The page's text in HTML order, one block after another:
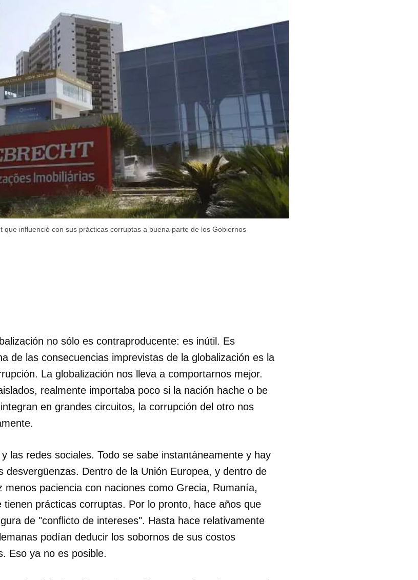
que influenció con sus prácticas corruptas a buena parte de los Gobiernos
no sólo es contraproducente: es inútil. Es
de las consecuencias imprevistas de la globalización es la
La globalización nos lleva a comportarnos mejor.
realmente importaba poco si la nación hache o be
en grandes circuitos, la corrupción del otro nos
las redes sociales. Todo se sabe instantáneamente y hay
desvergüenzas. Dentro de la Unión Europea, y dentro de
menos paciencia con naciones como Grecia, Rumanía,
tienen prácticas corruptas. Por lo pronto, hace años que
de "conflicto de intereses". Hasta hace relativamente
podían deducir los sobornos de sus costos
Eso ya no es posible.